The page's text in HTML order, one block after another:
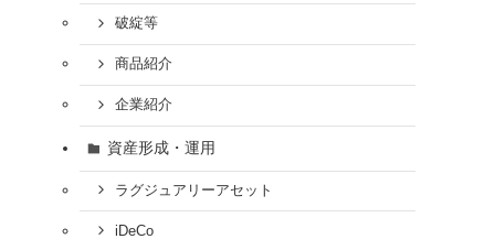
破綻等
商品紹介
企業紹介
資産形成・運用
ラグジュアリーアセット
iDeCo